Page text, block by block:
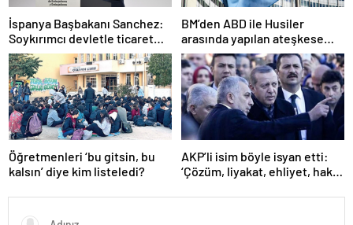
İspanya Başbakanı Sanchez:
Soykırımcı devletle ticaret
yapmayız
BM’den ABD ile Husiler
arasında yapılan ateşkese
ilişkin değerlendirme
Öğretmenleri ‘bu gitsin, bu
kalsın’ diye kim listeledi?
AKP’li isim böyle isyan etti:
‘Çözüm, liyakat, ehliyet, hak,